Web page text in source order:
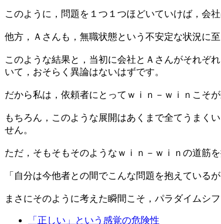
このように，問題を１つ１つほどいていけば，会
他方，Ａさんも，無職状態という不安定な状況に
このような結果と，当初に会社とＡさんがそれぞ
いて，おそらく異論はないはずです。
だから私は，依頼者にとってｗｉｎ－ｗｉｎこそ
もちろん，このような展開はあくまで全てうまく
せん。
ただ，そもそもそのようなｗｉｎ－ｗｉｎの道筋
「自分は今他者との間でこんな問題を抱えている
まさにそのように考えた瞬間こそ，パラダイムシ
「正しい」という感覚の危険性